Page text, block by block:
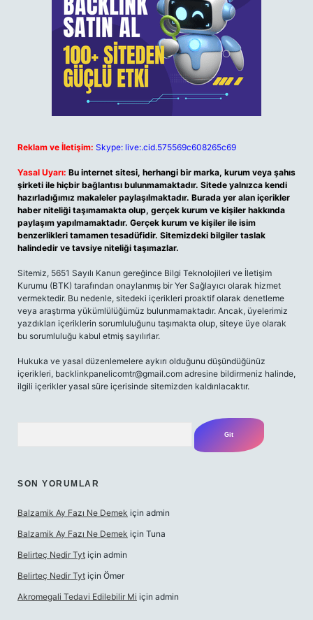
Reklam ve İletişim: Skype: live:.cid.575569c608265c69
Yasal Uyarı: Bu internet sitesi, herhangi bir marka, kurum veya şahıs
şirketi ile hiçbir bağlantısı bulunmamaktadır. Sitede yalnızca kendi
hazırladığımız makaleler paylaşılmaktadır. Burada yer alan içerikler
haber niteliği taşımamakta olup, gerçek kurum ve kişiler hakkında
paylaşım yapılmamaktadır. Gerçek kurum ve kişiler ile isim
benzerlikleri tamamen tesadüfidir. Sitemizdeki bilgiler taslak
halindedir ve tavsiye niteliği taşımazlar.
Sitemiz, 5651 Sayılı Kanun gereğince Bilgi Teknolojileri ve İletişim
Kurumu (BTK) tarafından onaylanmış bir Yer Sağlayıcı olarak hizmet
vermektedir. Bu nedenle, sitedeki içerikleri proaktif olarak denetleme
veya araştırma yükümlülüğümüz bulunmamaktadır. Ancak, üyelerimiz
yazdıkları içeriklerin sorumluluğunu taşımakta olup, siteye üye olarak
bu sorumluluğu kabul etmiş sayılırlar.
Hukuka ve yasal düzenlemelere aykırı olduğunu düşündüğünüz
içerikleri, backlinkpanelicomtr@gmail.com adresine bildirmeniz halinde,
ilgili içerikler yasal süre içerisinde sitemizden kaldırılacaktır.
SON YORUMLAR
Balzamik Ay Fazı Ne Demek için admin
Balzamik Ay Fazı Ne Demek için Tuna
Belirteç Nedir Tyt için admin
Belirteç Nedir Tyt için Ömer
Akromegali Tedavi Edilebilir Mi için admin